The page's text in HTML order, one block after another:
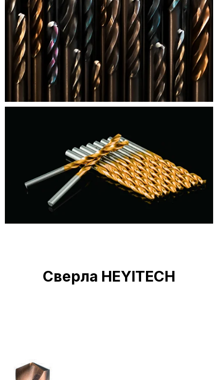
Сверла HEYITECH